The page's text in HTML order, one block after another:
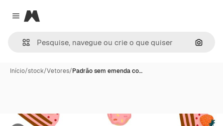
Close menu
Magnific
Início/stock/Vetores/Padrão sem emenda co…